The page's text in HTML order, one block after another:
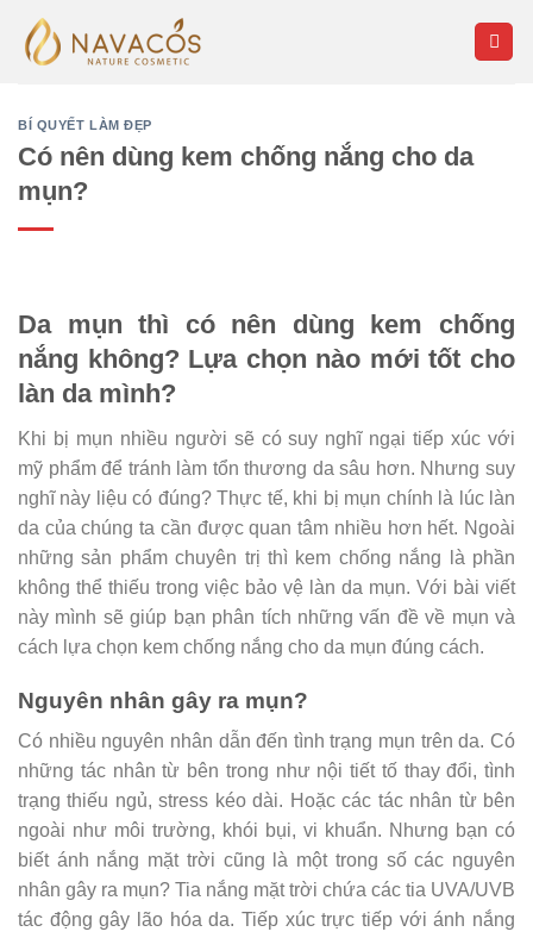
BÍ QUYẾT LÀM ĐẸP
Có nên dùng kem chống nắng cho da
mụn?
Da mụn thì có nên dùng kem chống
nắng không? Lựa chọn nào mới tốt cho
làn da mình?
Khi bị mụn nhiều người sẽ có suy nghĩ ngại tiếp xúc với
mỹ phẩm để tránh làm tổn thương da sâu hơn. Nhưng suy
nghĩ này liệu có đúng? Thực tế, khi bị mụn chính là lúc làn
da của chúng ta cần được quan tâm nhiều hơn hết. Ngoài
những sản phẩm chuyên trị thì kem chống nắng là phần
không thể thiếu trong việc bảo vệ làn da mụn. Với bài viết
này mình sẽ giúp bạn phân tích những vấn đề về mụn và
cách lựa chọn kem chống nắng cho da mụn đúng cách.
Nguyên nhân gây ra mụn?
Có nhiều nguyên nhân dẫn đến tình trạng mụn trên da. Có
những tác nhân từ bên trong như nội tiết tố thay đổi, tình
trạng thiếu ngủ, stress kéo dài. Hoặc các tác nhân từ bên
ngoài như môi trường, khói bụi, vi khuẩn. Nhưng bạn có
biết ánh nắng mặt trời cũng là một trong số các nguyên
nhân gây ra mụn? Tia nắng mặt trời chứa các tia UVA/UVB
tác động gây lão hóa da. Tiếp xúc trực tiếp với ánh nắng